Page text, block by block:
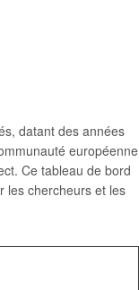
datant des années
européenne
Ce tableau de bord
les chercheurs et les